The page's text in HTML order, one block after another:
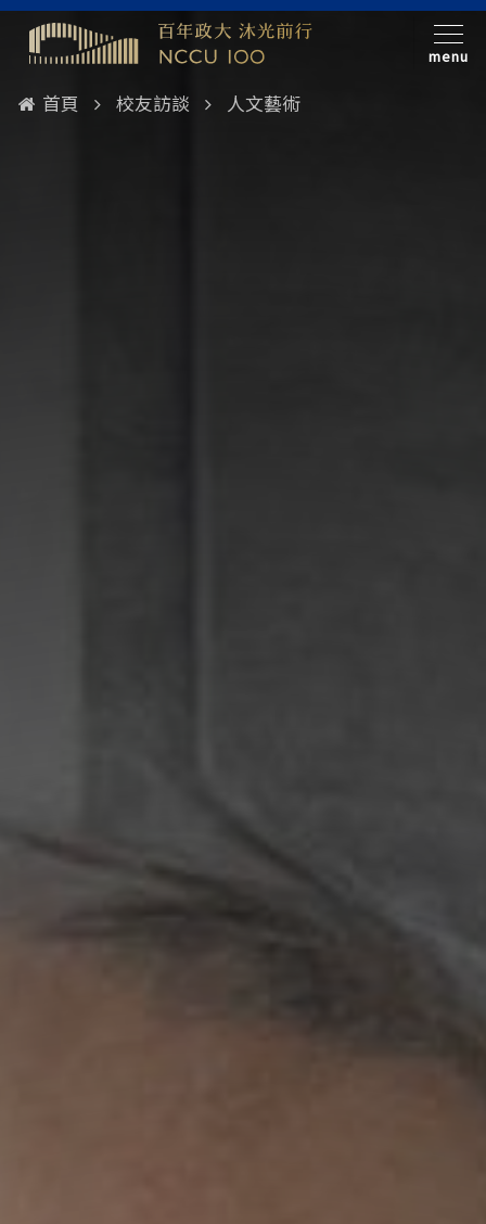
menu
首頁 校友訪談 人文藝術